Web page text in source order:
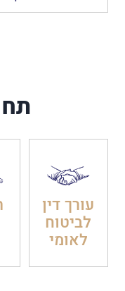
עורך דין
לביטוח
לאומי